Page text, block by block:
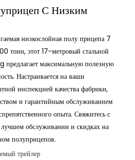
С Низким
низкослойная полу прицепа 7
тонн, этот 17-метровый стальной
предлагает максимальную полезную
Настраивается на ваши
инспекцией качества фабрики,
и гарантийным обслуживанием
опыта. Свяжитесь с
обслуживании и скидках на
полуприцепов.
трейлер